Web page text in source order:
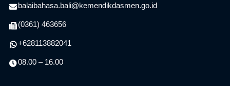
balaibahasa.bali@kemendikdasmen.go.id
(0361) 463656
+628113882041
08.00 – 16.00